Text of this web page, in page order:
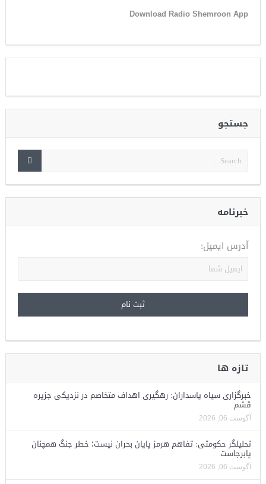
Download Radio Shemroon App
جستجو
خبرنامه
آدرس ایمیل:
تازه ها
خبرگزاری سپاه پاسداران: رهگیری اهداف متخاصم در نزدیکی جزیره
قشم
آگوست 06, 2026
تحلیلگر حکومتی: تفاهم هرمز پایان بحران نیست؛ خطر جنگ همچنان
پابرجاست
آگوست 06, 2026